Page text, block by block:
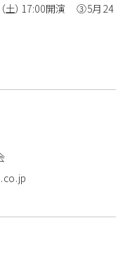
土）17:00開演 ③5月24